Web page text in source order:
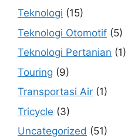
Teknologi (15)
Teknologi Otomotif (5)
Teknologi Pertanian (1)
Touring (9)
Transportasi Air (1)
Tricycle (3)
Uncategorized (51)